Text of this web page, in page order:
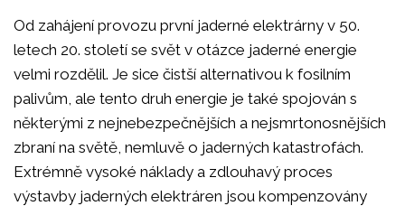
Od zahájení provozu první jaderné elektrárny v 50.
letech 20. století se svět v otázce jaderné energie
velmi rozdělil. Je sice čistší alternativou k fosilním
palivům, ale tento druh energie je také spojován s
některými z nejnebezpečnějších a nejsmrtonosnějších
zbraní na světě, nemluvě o jaderných katastrofách.
Extrémně vysoké náklady a zdlouhavý proces
výstavby jaderných elektráren jsou kompenzovány